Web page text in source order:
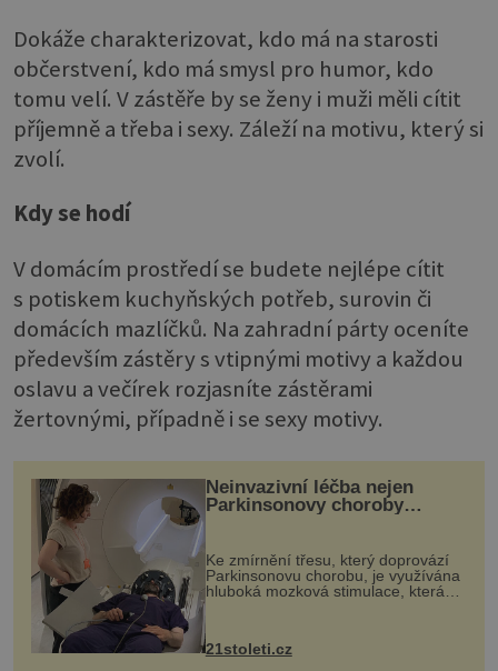
Dokáže charakterizovat, kdo má na starosti
občerstvení, kdo má smysl pro humor, kdo
tomu velí. V zástěře by se ženy i muži měli cítit
příjemně a třeba i sexy. Záleží na motivu, který si
zvolí.
Kdy se hodí
V domácím prostředí se budete nejlépe cítit
s potiskem kuchyňských potřeb, surovin či
domácích mazlíčků. Na zahradní párty oceníte
především zástěry s vtipnými motivy a každou
oslavu a večírek rozjasníte zástěrami
žertovnými, případně i se sexy motivy.
Neinvazivní léčba nejen
Parkinsonovy choroby
Ke zmírnění třesu, který doprovází
Parkinsonovu chorobu, je využívána
hluboká mozková stimulace, která
však vyžaduje vysoce invazivní
k dostatečně přesnému zacílení ...
21stoleti.cz